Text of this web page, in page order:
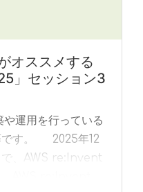
オススメする
」セッション3
運用を行っている
です。 2025年12
で、AWS re:Invent